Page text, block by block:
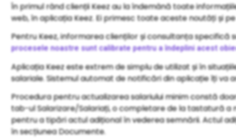
În primul rând clienții Keez au la îndemână toate
web, în aplicația Keez. Ei primesc toate aceste noutăți și
Pentru Keez, informarea clienților și consultanța
procesele noastre sunt calibrate pentru a îndeplini acest
Aplicația Keez este extrem de simplu de utilizat și în
salariale. Sistemul automat de notificări din aplicație îți va
Procedura pentru actualizarea salariului minim constă
tab-ul Salarizare/Salariați, o completare de la tastatură a
pentru a tipări actul adițional în vederea semnării. Actul
în secțiunea Documente.